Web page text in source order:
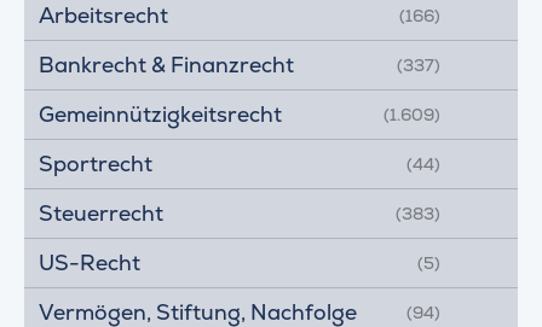
Arbeitsrecht (166)
Bankrecht & Finanzrecht (337)
Gemeinnützigkeitsrecht (1.609)
Sportrecht (44)
Steuerrecht (383)
US-Recht (5)
Vermögen, Stiftung, Nachfolge (94)